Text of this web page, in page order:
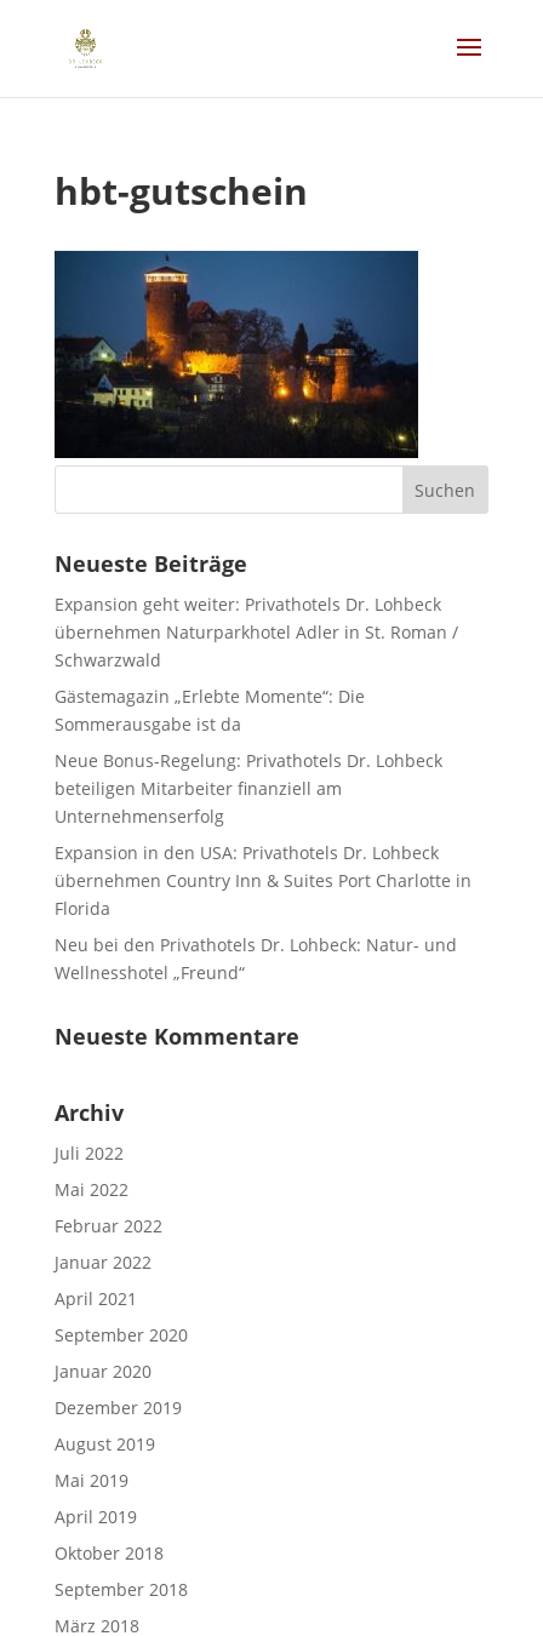
hbt-gutschein
Neueste Beiträge
Expansion geht weiter: Privathotels Dr. Lohbeck
übernehmen Naturparkhotel Adler in St. Roman /
Schwarzwald
Gästemagazin „Erlebte Momente“: Die
Sommerausgabe ist da
Neue Bonus-Regelung: Privathotels Dr. Lohbeck
beteiligen Mitarbeiter finanziell am
Unternehmenserfolg
Expansion in den USA: Privathotels Dr. Lohbeck
übernehmen Country Inn & Suites Port Charlotte in
Florida
Neu bei den Privathotels Dr. Lohbeck: Natur- und
Wellnesshotel „Freund“
Neueste Kommentare
Archiv
Juli 2022
Mai 2022
Februar 2022
Januar 2022
April 2021
September 2020
Januar 2020
Dezember 2019
August 2019
Mai 2019
April 2019
Oktober 2018
September 2018
März 2018